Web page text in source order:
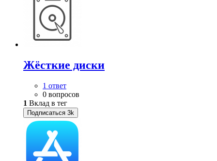
Жёсткие диски
1 ответ
0 вопросов
1 Вклад в тег
Подписаться 3k